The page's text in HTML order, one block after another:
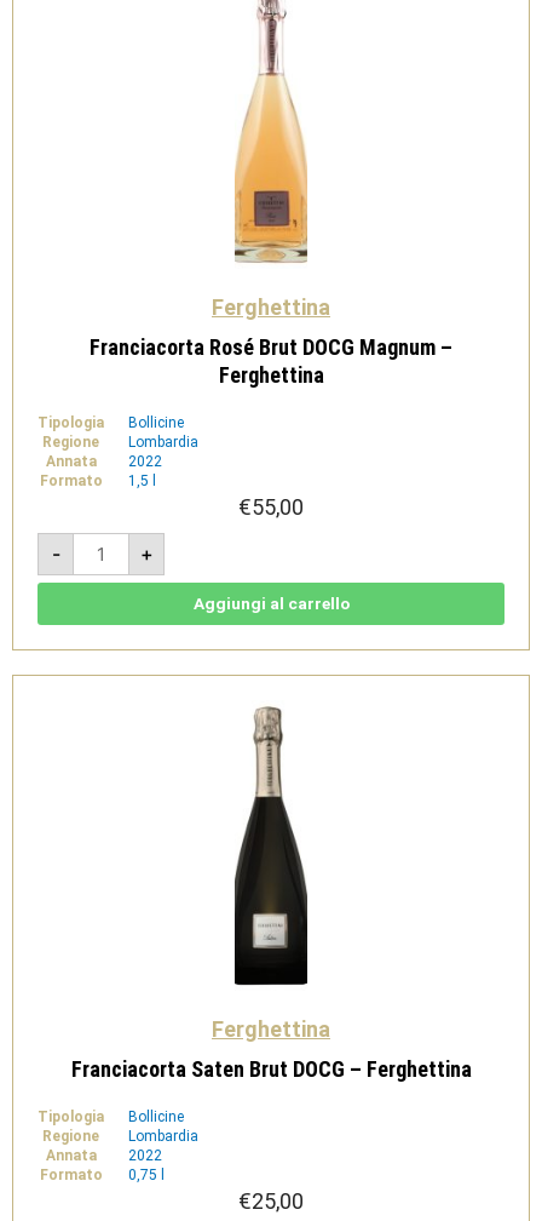
Ferghettina
Franciacorta Rosé Brut DOCG Magnum –
Ferghettina
Tipologia
Bollicine
Regione
Lombardia
Annata
2022
Formato
1,5 l
€55,00
-
Franciacorta
Rosé
Brut
DOCG
quantità
+
Aggiungi al carrello
Ferghettina
Franciacorta Saten Brut DOCG – Ferghettina
Tipologia
Bollicine
Regione
Lombardia
Annata
2022
Formato
0,75 l
€25,00